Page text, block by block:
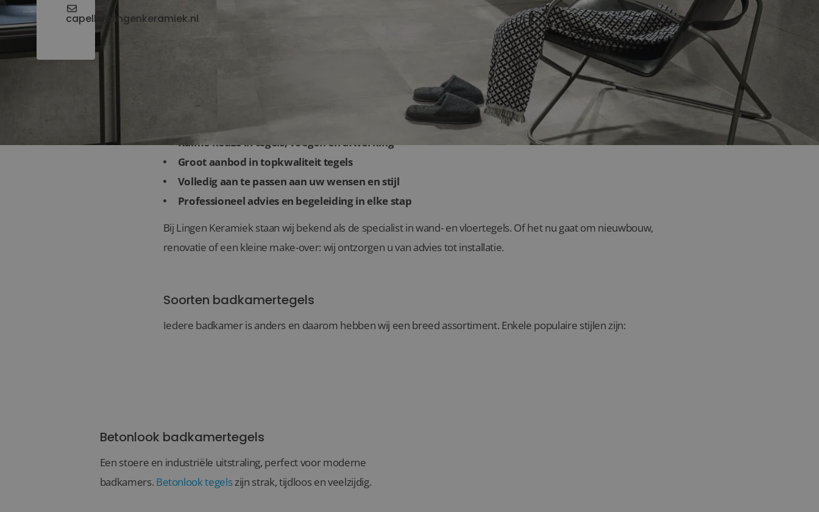
capelle@lingenkeramiek.nl
Waarom kiezen voor badkamertegels van Lingen Keramiek in Zwijndrecht?
Ruime keuze in tegels, voegen en afwerking
Groot aanbod in topkwaliteit tegels
Volledig aan te passen aan uw wensen en stijl
Professioneel advies en begeleiding in elke stap
Bij Lingen Keramiek staan wij bekend als de specialist in wand- en vloertegels. Of het nu gaat om nieuwbouw,
renovatie of een kleine make-over: wij ontzorgen u van advies tot installatie.
Soorten badkamertegels
Iedere badkamer is anders en daarom hebben wij een breed assortiment. Enkele populaire stijlen zijn:
Betonlook badkamertegels
Een stoere en industriële uitstraling, perfect voor moderne
badkamers. Betonlook tegelszijn strak, tijdloos en veelzijdig.